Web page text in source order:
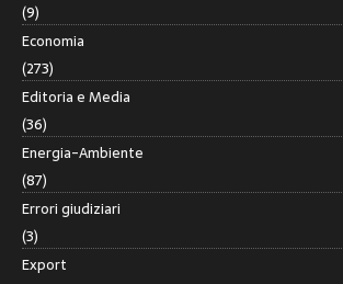
(9)
Economia
(273)
Editoria e Media
(36)
Energia-Ambiente
(87)
Errori giudiziari
(3)
Export